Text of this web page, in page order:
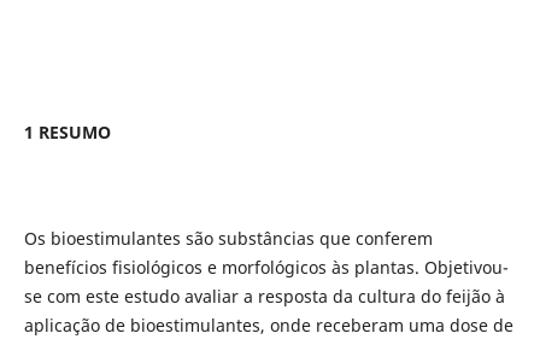
1 RESUMO
Os bioestimulantes são substâncias que conferem
benefícios fisiológicos e morfológicos às plantas. Objetivou-
se com este estudo avaliar a resposta da cultura do feijão à
aplicação de bioestimulantes, onde receberam uma dose de